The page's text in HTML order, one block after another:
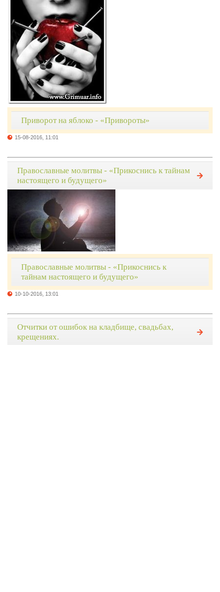
Приворот на яблоко - «Привороты»
15-08-2016, 11:01
Православные молитвы - «Прикоснись к тайнам
настоящего и будущего»
Православные молитвы - «Прикоснись к
тайнам настоящего и будущего»
10-10-2016, 13:01
Отчитки от ошибок на кладбище, свадьбах,
крещениях.